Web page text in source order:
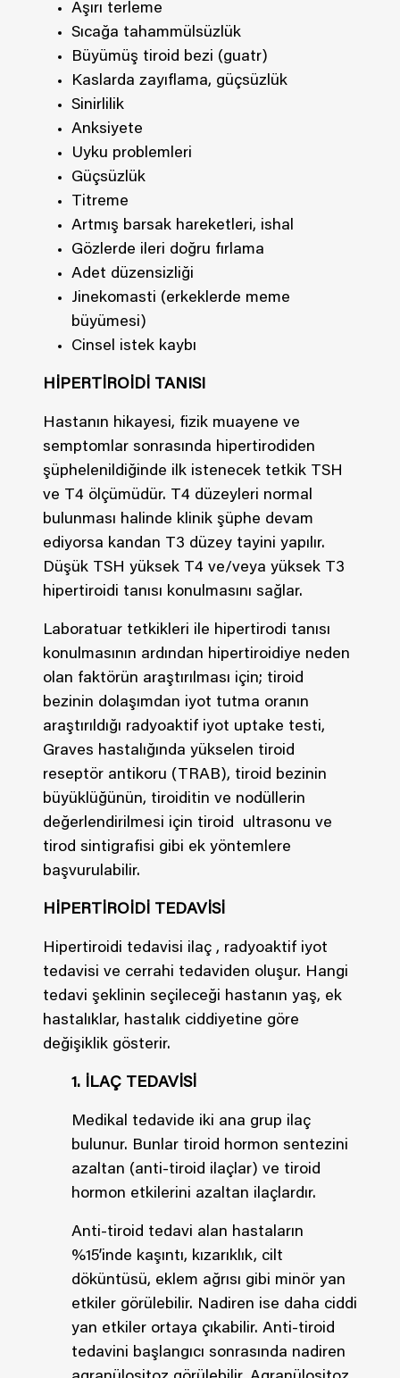
Aşırı terleme
Sıcağa tahammülsüzlük
Büyümüş tiroid bezi (guatr)
Kaslarda zayıflama, güçsüzlük
Sinirlilik
Anksiyete
Uyku problemleri
Güçsüzlük
Titreme
Artmış barsak hareketleri, ishal
Gözlerde ileri doğru fırlama
Adet düzensizliği
Jinekomasti (erkeklerde meme
büyümesi)
Cinsel istek kaybı
HİPERTİROİDİ TANISI
Hastanın hikayesi, fizik muayene ve
semptomlar sonrasında hipertirodiden
şüphelenildiğinde ilk istenecek tetkik TSH
ve T4 ölçümüdür. T4 düzeyleri normal
bulunması halinde klinik şüphe devam
ediyorsa kandan T3 düzey tayini yapılır.
Düşük TSH yüksek T4 ve/veya yüksek T3
hipertiroidi tanısı konulmasını sağlar.
Laboratuar tetkikleri ile hipertirodi tanısı
konulmasının ardından hipertiroidiye neden
olan faktörün araştırılması için; tiroid
bezinin dolaşımdan iyot tutma oranın
araştırıldığı radyoaktif iyot uptake testi,
Graves hastalığında yükselen tiroid
reseptör antikoru (TRAB), tiroid bezinin
büyüklüğünün, tiroiditin ve nodüllerin
değerlendirilmesi için tiroid ultrasonu ve
tirod sintigrafisi gibi ek yöntemlere
başvurulabilir.
HİPERTİROİDİ TEDAVİSİ
Hipertiroidi tedavisi ilaç , radyoaktif iyot
tedavisi ve cerrahi tedaviden oluşur. Hangi
tedavi şeklinin seçileceği hastanın yaş, ek
hastalıklar, hastalık ciddiyetine göre
değişiklik gösterir.
1. İLAÇ TEDAVİSİ
Medikal tedavide iki ana grup ilaç
bulunur. Bunlar tiroid hormon sentezini
azaltan (anti-tiroid ilaçlar) ve tiroid
hormon etkilerini azaltan ilaçlardır.
Anti-tiroid tedavi alan hastaların
%15’inde kaşıntı, kızarıklık, cilt
döküntüsü, eklem ağrısı gibi minör yan
etkiler görülebilir. Nadiren ise daha ciddi
yan etkiler ortaya çıkabilir. Anti-tiroid
tedavini başlangıcı sonrasında nadiren